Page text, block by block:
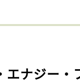
エナジー・